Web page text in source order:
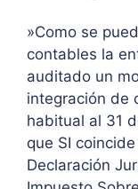
»Como se
contables la
auditado un
integración de
habitual al 31
que SI
Declaración